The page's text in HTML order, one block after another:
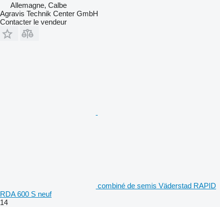
Allemagne, Calbe
Agravis Technik Center GmbH
Contacter le vendeur
combiné de semis Väderstad RAPID
RDA 600 S neuf
14